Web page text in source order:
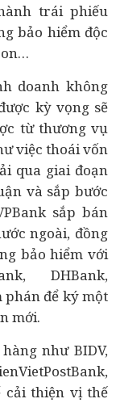
trái phiếu
bảo hiểm độc
doanh không
kỳ vọng sẽ
từ thương vụ
việc thoái vốn
qua giai đoạn
và sắp bước
sắp bán
ngoài, đồng
bảo hiểm với
DHBank,
phán để ký một
mới.
như BIDV,
cải thiện vị thế